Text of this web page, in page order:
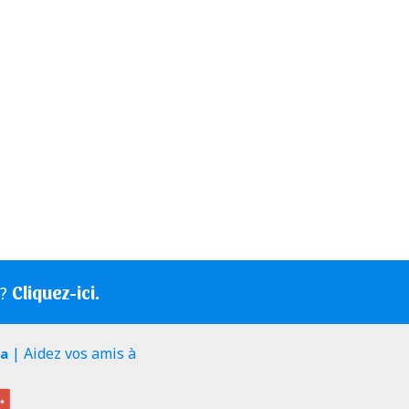
Cliquez-ici.
| Aidez vos amis à